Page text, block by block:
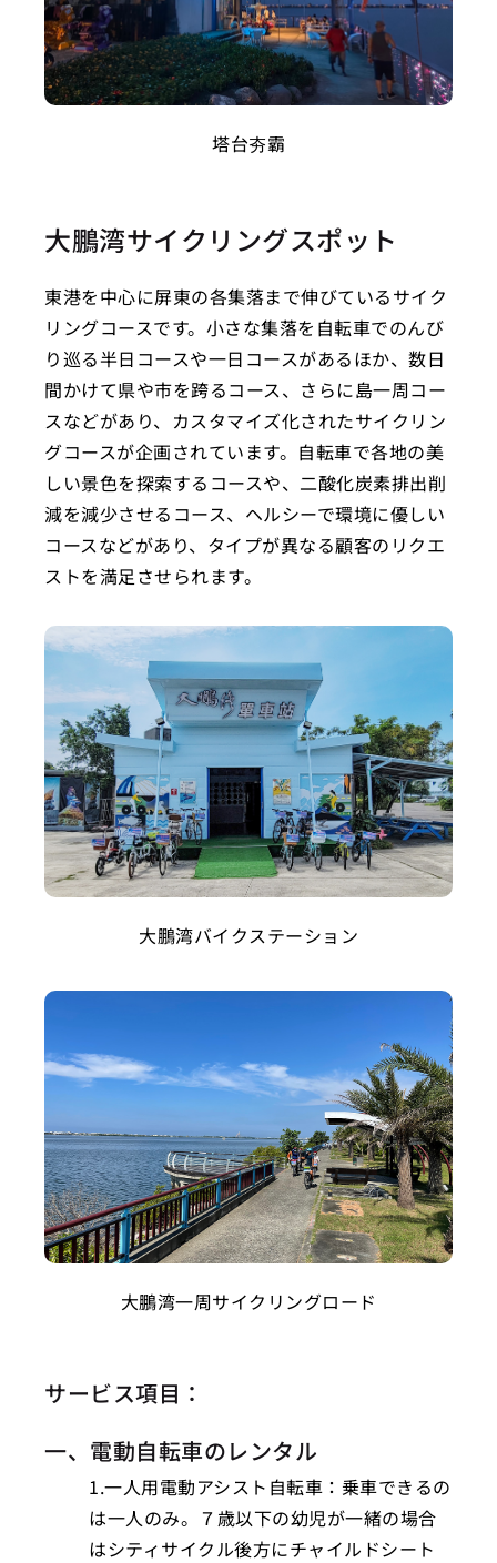
塔台夯霸
大鵬湾サイクリングスポット
東港を中心に屏東の各集落まで伸びているサイク
リングコースです。小さな集落を自転車でのんび
り巡る半日コースや一日コースがあるほか、数日
間かけて県や市を跨るコース、さらに島一周コー
スなどがあり、カスタマイズ化されたサイクリン
グコースが企画されています。自転車で各地の美
しい景色を探索するコースや、二酸化炭素排出削
減を減少させるコース、ヘルシーで環境に優しい
コースなどがあり、タイプが異なる顧客のリクエ
ストを満足させられます。
大鵬湾バイクステーション
大鵬湾一周サイクリングロード
サービス項目：
一、電動自転車のレンタル
1.一人用電動アシスト自転車：乗車できるの
は一人のみ。７歳以下の幼児が一緒の場合
はシティサイクル後方にチャイルドシート